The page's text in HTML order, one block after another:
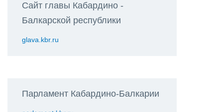
Сайт главы Кабардино -
Балкарской республики
glava.kbr.ru
Парламент Кабардино-Балкарии